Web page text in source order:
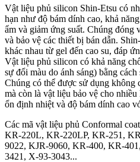
Vật liệu phủ silicon Shin-Etsu có
hạn như độ bám dính cao, khả
ẩm và giảm ứng suất. Chúng đóng
và bảo vệ các thiết bị bán dẫn.
khác nhau từ gel đến cao su, đáp
Vật liệu phủ silicon có khả năng
sự đổi màu do ánh sáng) bằng
Chúng có thể được sử dụng không
mà còn là vật liệu bảo vệ cho
ổn định nhiệt và độ bám dính cao
Các mã vật liệu phủ Conformal
KR-220L, KR-220LP, KR-251,
9022, KJR-9060, KR-400, KR-
3421, X-93-3043...